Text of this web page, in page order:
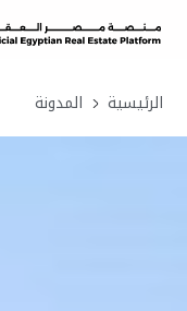
الرئيسية المدونة